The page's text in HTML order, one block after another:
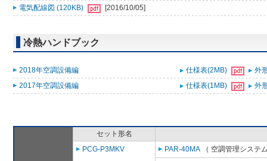
電気配線図 (120KB)
[2016/10/05]
冷熱ハンドブック
2018年空調設備編 仕様表(2MB)
外
2017年空調設備編
仕様表(1MB) 外
セット形名
PCG-P3MKV
PAR-40MA （ 空調管理システ